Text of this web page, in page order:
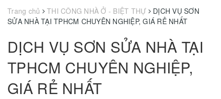
Trang chủ THI CÔNG NHÀ Ở - BIỆT THỰ
DỊCH VỤ SƠN
SỬA NHÀ TẠI TPHCM CHUYÊN NGHIỆP, GIÁ RẺ NHẤT
DỊCH VỤ SƠN SỬA NHÀ TẠI
TPHCM CHUYÊN NGHIỆP,
GIÁ RẺ NHẤT